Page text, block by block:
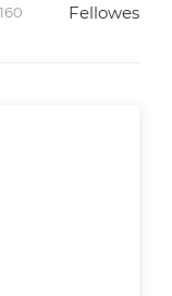
Fellowes